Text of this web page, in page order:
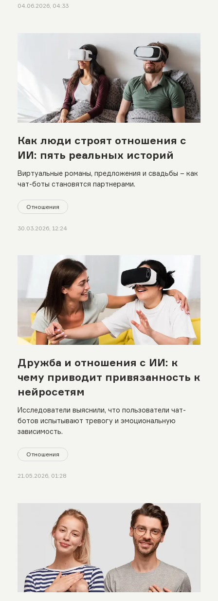
04.06.2026, 04:33
Как люди строят отношения с
ИИ: пять реальных историй
Виртуальные романы, предложения и свадьбы – как
чат-боты становятся партнерами.
Отношения
30.03.2026, 12:24
Дружба и отношения с ИИ: к
чему приводит привязанность к
нейросетям
Исследователи выяснили, что пользователи чат-
ботов испытывают тревогу и эмоциональную
зависимость.
Отношения
21.05.2026, 01:28